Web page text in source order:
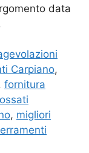
data
Carpiano,
fornitura
, migliori